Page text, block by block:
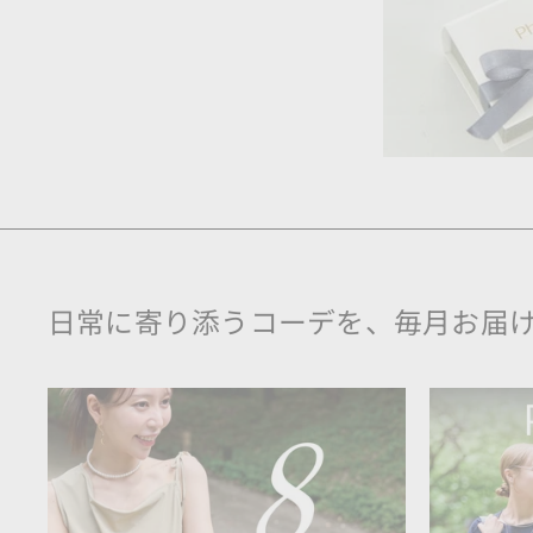
日常に寄り添うコーデを、毎月お届